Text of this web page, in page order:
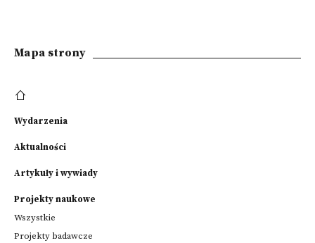
Mapa strony
Wydarzenia
Aktualności
Artykuły i wywiady
Projekty naukowe
Wszystkie
Projekty badawcze